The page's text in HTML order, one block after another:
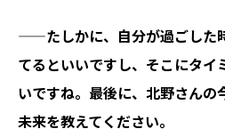
——たしかに、自分が過ごした
てるといいですし、そこにタイ
いですね。最後に、北野さんの
未来を教えてください。